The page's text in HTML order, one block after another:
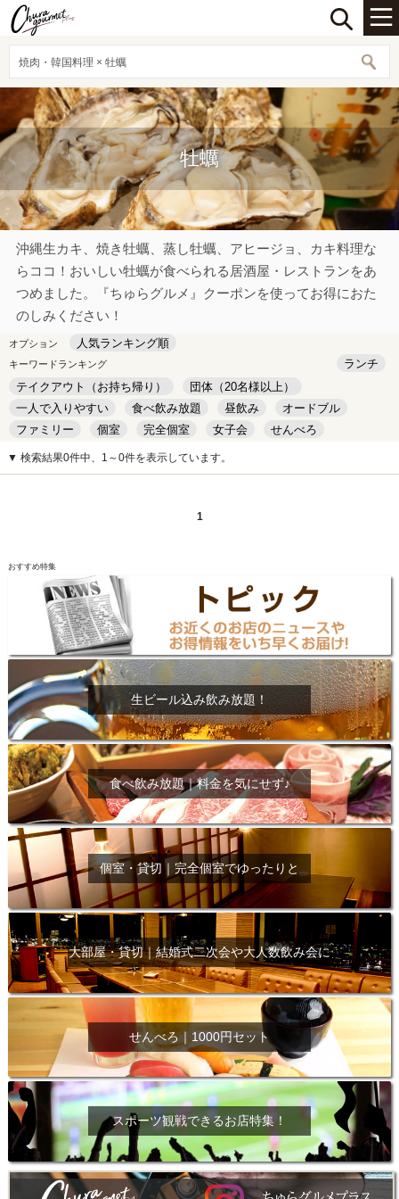
焼肉・韓国料理 × 牡蠣
牡蠣
沖縄生カキ、焼き牡蠣、蒸し牡蠣、アヒージョ、カキ料理な
らココ！おいしい牡蠣が食べられる居酒屋・レストランをあ
つめました。『ちゅらグルメ』クーポンを使ってお得におた
のしみください！
オプション 人気ランキング順
キーワードランキング
ランチ
テイクアウト（お持ち帰り）
団体（20名様以上）
一人で入りやすい
食べ飲み放題 昼飲み
オードブル
ファミリー
個室 完全個室 女子会
せんべろ
キッズルーム
安い デート
▼ 検索結果0件中、1～0件を表示しています。
1
おすすめ特集
生ビール込み飲み放題！
食べ飲み放題｜料金を気にせず♪
個室・貸切｜完全個室でゆったりと
大部屋・貸切｜結婚式二次会や大人数飲み会に
せんべろ｜1000円セット
スポーツ観戦できるお店特集！